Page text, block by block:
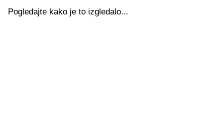
Pogledajte kako je to izgledalo...